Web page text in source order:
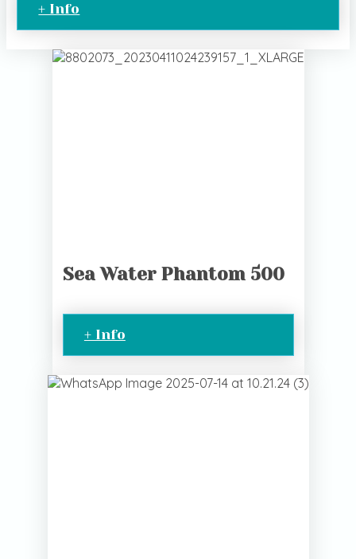
+ Info
Sea Water Phantom 500
+ Info